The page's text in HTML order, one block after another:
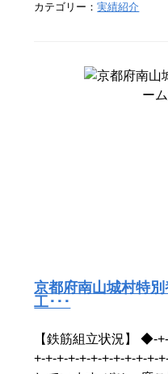
カテゴリー：実績紹介
京都府南山城村特
工･･･
【鉄筋組立状況】 ◆-
+-+-+-+-+-+-+-+-+-+-